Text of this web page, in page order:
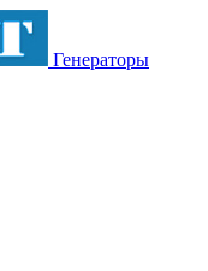
Генераторы